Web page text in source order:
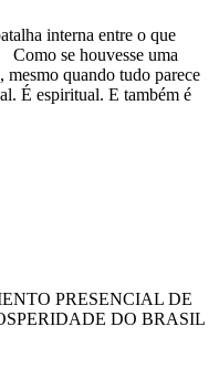
interna entre o que
Como se houvesse uma
quando tudo parece
É espiritual. E também é
PRESENCIAL DE
DO BRASIL